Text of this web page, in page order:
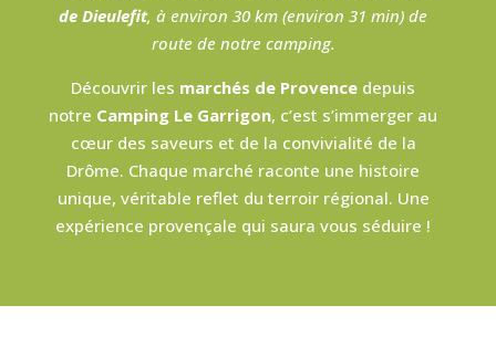
de Dieulefit, à environ 30 km (environ 31 min) de
route de notre camping.
Découvrir les marchés de Provence depuis
notre Camping Le Garrigon, c’est s’immerger au
cœur des saveurs et de la convivialité de la
Drôme. Chaque marché raconte une histoire
unique, véritable reflet du terroir régional. Une
expérience provençale qui saura vous séduire !